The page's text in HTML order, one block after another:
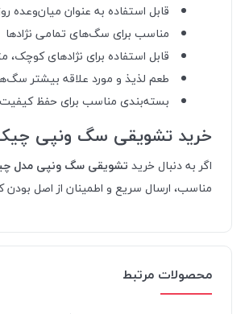
قابل استفاده به عنوان میان‌وعده
مناسب برای سگ‌های تمامی نژادها
قابل استفاده برای نژادهای
طعم لذیذ و مورد علاقه بیشتر
بسته‌بندی مناسب برای حفظ
خرید تشویقی سگ ونپی
اگر به دنبال خرید تشویقی سگ ونپی مدل
مناسب، ارسال سریع و اطمینان از اصل
محصولات مرتبط